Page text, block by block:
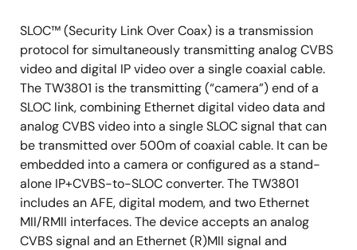
SLOC™ (Security Link Over Coax) is a transmission
protocol for simultaneously transmitting analog CVBS
video and digital IP video over a single coaxial cable.
The TW3801 is the transmitting (“camera”) end of a
SLOC link, combining Ethernet digital video data and
analog CVBS video into a single SLOC signal that can
be transmitted over 500m of coaxial cable. It can be
embedded into a camera or configured as a stand-
alone IP+CVBS-to-SLOC converter. The TW3801
includes an AFE, digital modem, and two Ethernet
MII/RMII interfaces. The device accepts an analog
CVBS signal and an Ethernet (R)MII signal and